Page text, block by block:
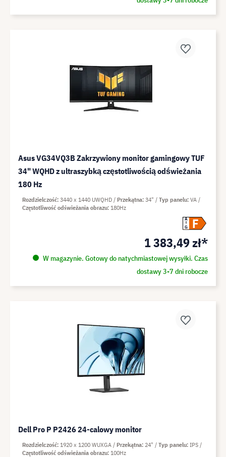
Asus VG34VQ3B Zakrzywiony monitor gamingowy TUF
34" WQHD z ultraszybką częstotliwością odświeżania
180 Hz
A
G
F
1 383,49 zł*
W magazynie. Gotowy do natychmiastowej wysyłki. Czas
dostawy 3-7 dni robocze
Rozdzielczość 3440 x 1440 UWQHD Przekątna 34" Typ panelu VA
Częstotliwość odświeżania obrazu 180Hz
Dell Pro P P2426 24-calowy monitor
Rozdzielczość 1920 x 1200 WUXGA Przekątna 24" Typ panelu IPS
Częstotliwość odświeżania obrazu 100Hz